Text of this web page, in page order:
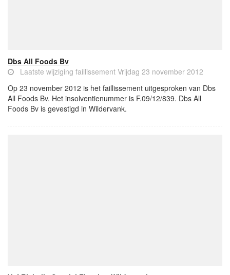
Dbs All Foods Bv
Laatste wijziging faillissement Vrijdag 23 november 2012
Op 23 november 2012 is het faillissement uitgesproken van Dbs
All Foods Bv. Het insolventienummer is F.09/12/839. Dbs All
Foods Bv is gevestigd in Wildervank.